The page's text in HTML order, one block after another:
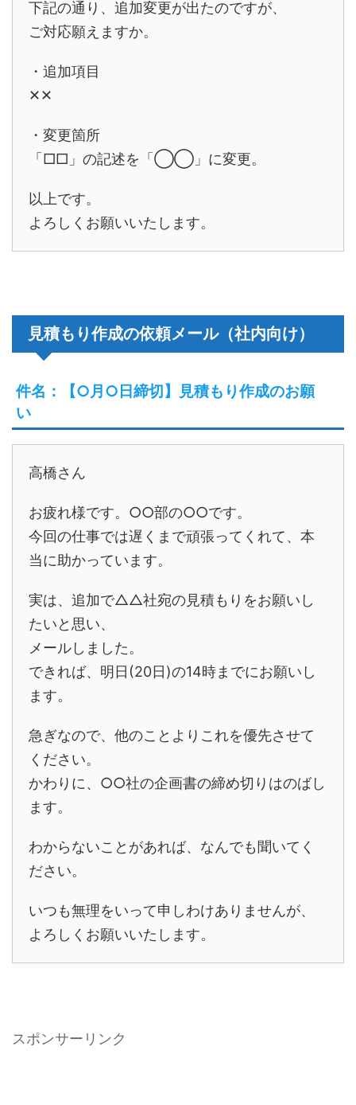
下記の通り、追加変更が出たのですが、
ご対応願えますか。
・追加項目
✕✕
・変更箇所
「□□」の記述を「◯◯」に変更。
以上です。
よろしくお願いいたします。
見積もり作成の依頼メール（社内向け）
件名：【○月○日締切】見積もり作成のお願
い
高橋さん
お疲れ様です。○○部の○○です。
今回の仕事では遅くまで頑張ってくれて、本
当に助かっています。
実は、追加で△△社宛の見積もりをお願いし
たいと思い、
メールしました。
できれば、明日(20日)の14時までにお願いし
ます。
急ぎなので、他のことよりこれを優先させて
ください。
かわりに、○○社の企画書の締め切りはのばし
ます。
わからないことがあれば、なんでも聞いてく
ださい。
いつも無理をいって申しわけありませんが、
よろしくお願いいたします。
スポンサーリンク